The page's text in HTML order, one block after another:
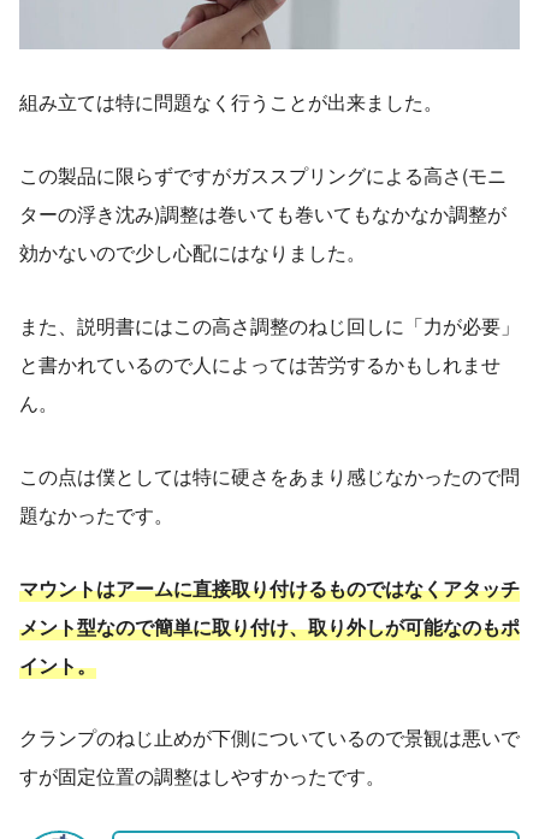
組み立ては特に問題なく行うことが出来ました。
この製品に限らずですがガススプリングによる高さ(モニ
ターの浮き沈み)調整は巻いても巻いてもなかなか調整が
効かないので少し心配にはなりました。
また、説明書にはこの高さ調整のねじ回しに「力が必要」
と書かれているので人によっては苦労するかもしれませ
ん。
この点は僕としては特に硬さをあまり感じなかったので問
題なかったです。
マウントはアームに直接取り付けるものではなくアタッチ
メント型なので簡単に取り付け、取り外しが可能なのもポ
イント。
クランプのねじ止めが下側についているので景観は悪いで
すが固定位置の調整はしやすかったです。